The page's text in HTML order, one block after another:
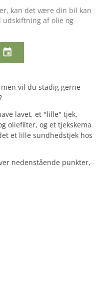
kan det være din bil kan
udskiftning af olie og

vil du stadig gerne
lavet, et "lille" tjek,
oliefilter, og et tjekskema
et lille sundhedstjek hos
nedenstående punkter,